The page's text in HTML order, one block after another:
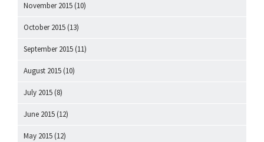
November 2015 (10)
October 2015 (13)
September 2015 (11)
August 2015 (10)
July 2015 (8)
June 2015 (12)
May 2015 (12)